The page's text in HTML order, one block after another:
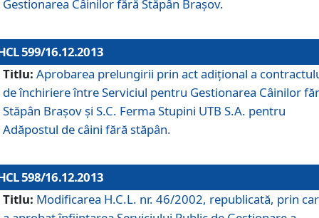
Gestionarea Câinilor fără Stăpân Braşov.
599/16.12.2013
Titlu: Aprobarea prelungirii prin act adiţional a
de închiriere între Serviciul pentru Gestionarea Câinilor
Stăpân Braşov şi S.C. Ferma Stupini UTB S.A. pentru
Adăpostul de câini fără stăpân.
598/16.12.2013
Titlu: Modificarea H.C.L. nr. 46/2002, republicată, prin